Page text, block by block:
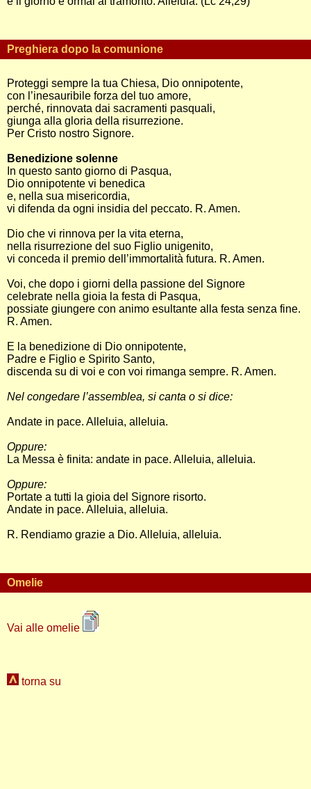
Preghiera dopo la comunione
Proteggi sempre la tua Chiesa, Dio onnipotente,
con l’inesauribile forza del tuo amore,
perché, rinnovata dai sacramenti pasquali,
giunga alla gloria della risurrezione.
Per Cristo nostro Signore.
Benedizione solenne
In questo santo giorno di Pasqua,
Dio onnipotente vi benedica
e, nella sua misericordia,
vi difenda da ogni insidia del peccato. R. Amen.
Dio che vi rinnova per la vita eterna,
nella risurrezione del suo Figlio unigenito,
vi conceda il premio dell’immortalità futura. R. Amen.
Voi, che dopo i giorni della passione del Signore
celebrate nella gioia la festa di Pasqua,
possiate giungere con animo esultante alla festa senza fine.
R. Amen.
E la benedizione di Dio onnipotente,
Padre e Figlio e Spirito Santo,
discenda su di voi e con voi rimanga sempre. R. Amen.
Nel congedare l’assemblea, si canta o si dice:
Andate in pace. Alleluia, alleluia.
Oppure:
La Messa è finita: andate in pace. Alleluia, alleluia.
Oppure:
Portate a tutti la gioia del Signore risorto.
Andate in pace. Alleluia, alleluia.
R. Rendiamo grazie a Dio. Alleluia, alleluia.
Omelie
Vai alle omelie
torna su